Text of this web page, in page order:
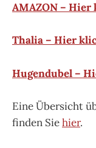
AMAZON – Hier
Thalia – Hier
Hugendubel –
Eine Übersicht
finden Siehier.